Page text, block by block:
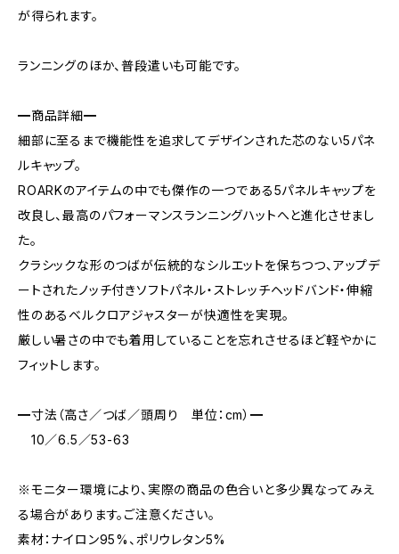
が得られます。
ランニングのほか、普段遣いも可能です。
━商品詳細━
細部に至るまで機能性を追求してデザインされた芯のない5パネ
ルキャップ。
ROARKのアイテムの中でも傑作の一つである5パネルキャップを
改良し、最高のパフォーマンスランニングハットへと進化させまし
た。
クラシックな形のつばが伝統的なシルエットを保ちつつ、アップデ
ートされたノッチ付きソフトパネル・ストレッチヘッドバンド・伸縮
性のあるベルクロアジャスターが快適性を実現。
厳しい暑さの中でも着用していることを忘れさせるほど軽やかに
フィットします。
━寸法（高さ／つば／頭周り 単位：cm）━
10／6.5／53-63
※モニター環境により、実際の商品の色合いと多少異なってみえ
る場合があります。ご注意ください。
素材：ナイロン95%、ポリウレタン5%